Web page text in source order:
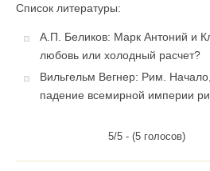
Список литературы:
А.П. Беликов: Марк Антоний и
любовь или холодный расчет?
Вильгельм Вегнер: Рим.
падение всемирной империи
5/5 - (5 голосов)